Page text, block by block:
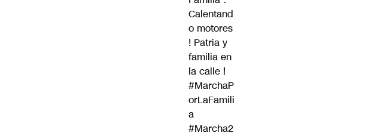
Calentand
o motores
! Patria y
familia en
la calle !
#MarchaP
orLaFamili
a
#Marcha2